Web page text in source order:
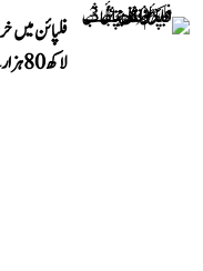
لاکھ 80 ہزار سے زائد افراد متاثر